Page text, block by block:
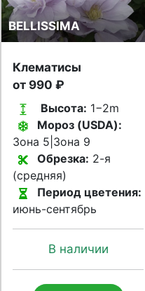
BELLISSIMA
Клематисы
от 990 ₽
Высота: 1−2m
Мороз (USDA):
Зона 5|Зона 9
Обрезка: 2-я
(средняя)
Период цветения:
июнь-сентябрь
В наличии